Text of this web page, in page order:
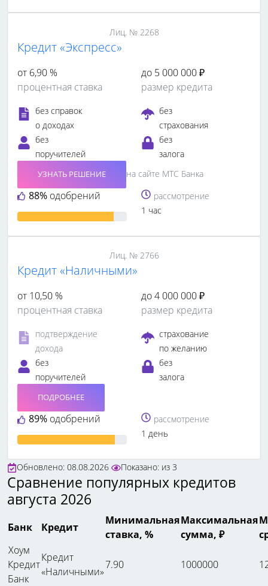
Лиц. № 2268
Кредит «Экспресс»
от 6,90 %
процентная ставка
до 5 000 000 ₽
размер кредита
без справок
о доходах
без
страхования
без
поручителей
без
залога
88% одобрений
УЗНАТЬ РЕШЕНИЕ
на сайте МТС Банка
рассмотрение
1 час
Лиц. № 2766
Кредит «Наличными»
от 10,50 %
процентная ставка
до 4 000 000 ₽
размер кредита
подтверждение
дохода
страхование
по желанию
без
поручителей
без
залога
89% одобрений
ПОДРОБНЕЕ
рассмотрение
1 день
Обновлено: 08.08.2026 Показано: из 3
Сравнение популярных кредитов
августа 2026
Банк Кредит
Минимальная
ставка, %
Максимальная
сумма, ₽
Хоум
Кредит
Банк
Кредит
«Наличными»
7.90 1000000